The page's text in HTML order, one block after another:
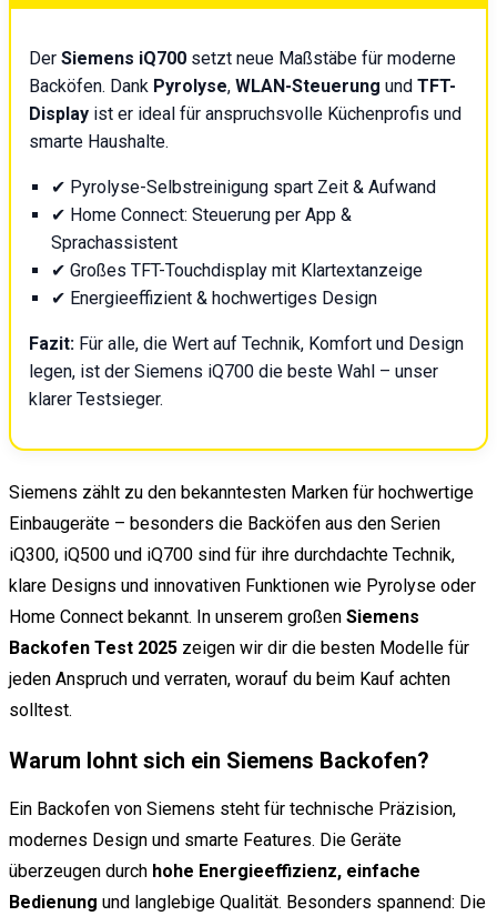
Der Siemens iQ700 setzt neue Maßstäbe für moderne
Backöfen. Dank Pyrolyse, WLAN-Steuerung und TFT-
Display ist er ideal für anspruchsvolle Küchenprofis und
smarte Haushalte.
✔ Pyrolyse-Selbstreinigung spart Zeit & Aufwand
✔ Home Connect: Steuerung per App &
Sprachassistent
✔ Großes TFT-Touchdisplay mit Klartextanzeige
✔ Energieeffizient & hochwertiges Design
Fazit: Für alle, die Wert auf Technik, Komfort und Design
legen, ist der Siemens iQ700 die beste Wahl – unser
klarer Testsieger.
Siemens zählt zu den bekanntesten Marken für hochwertige
Einbaugeräte – besonders die Backöfen aus den Serien
iQ300, iQ500 und iQ700 sind für ihre durchdachte Technik,
klare Designs und innovativen Funktionen wie Pyrolyse oder
Home Connect bekannt. In unserem großen Siemens
Backofen Test 2025 zeigen wir dir die besten Modelle für
jeden Anspruch und verraten, worauf du beim Kauf achten
solltest.
Warum lohnt sich ein Siemens Backofen?
Ein Backofen von Siemens steht für technische Präzision,
modernes Design und smarte Features. Die Geräte
überzeugen durch hohe Energieeffizienz, einfache
Bedienung und langlebige Qualität. Besonders spannend: Die